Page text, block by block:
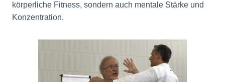
körperliche Fitness, sondern auch mentale Stärke und
Konzentration.